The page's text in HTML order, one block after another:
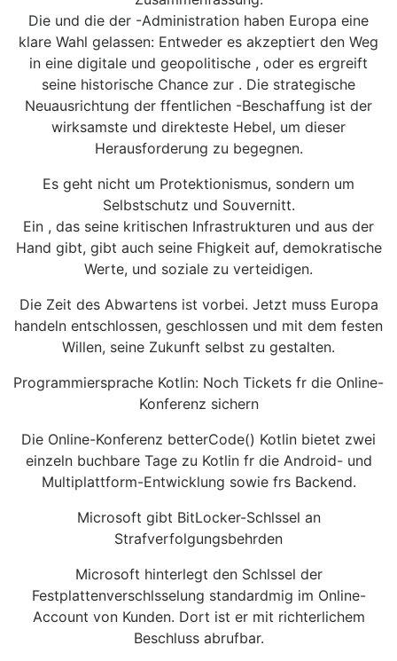
Die und die der -Administration haben Europa eine
klare Wahl gelassen: Entweder es akzeptiert den Weg
in eine digitale und geopolitische , oder es ergreift
seine historische Chance zur . Die strategische
Neuausrichtung der ffentlichen -Beschaffung ist der
wirksamste und direkteste Hebel, um dieser
Herausforderung zu begegnen.
Es geht nicht um Protektionismus, sondern um
Selbstschutz und Souvernitt.
Ein , das seine kritischen Infrastrukturen und aus der
Hand gibt, gibt auch seine Fhigkeit auf, demokratische
Werte, und soziale zu verteidigen.
Die Zeit des Abwartens ist vorbei. Jetzt muss Europa
handeln entschlossen, geschlossen und mit dem festen
Willen, seine Zukunft selbst zu gestalten.
Programmiersprache Kotlin: Noch Tickets fr die Online-
Konferenz sichern
Die Online-Konferenz betterCode() Kotlin bietet zwei
einzeln buchbare Tage zu Kotlin fr die Android- und
Multiplattform-Entwicklung sowie frs Backend.
Microsoft gibt BitLocker-Schlssel an
Strafverfolgungsbehrden
Microsoft hinterlegt den Schlssel der
Festplattenverschlsselung standardmig im Online-
Account von Kunden. Dort ist er mit richterlichem
Beschluss abrufbar.